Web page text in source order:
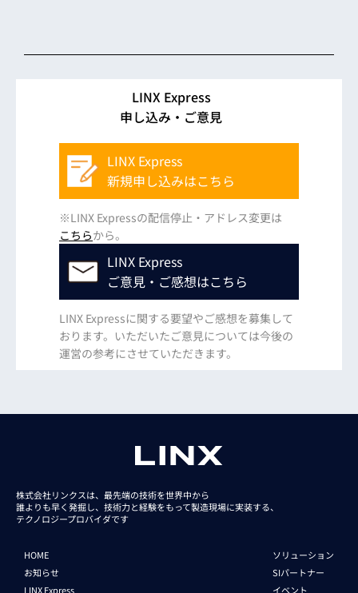
LINX Express
申し込み・ご意見
LINX Express
新規申し込みはこちら
※LINX Expressの配信停止・アドレス変更は
こちらから。
LINX Express
ご意見・ご感想はこちら
LINX Expressに関する要望やご感想を募集して
おります。いただいたご意見については今後の
運営の参考にさせていただきます。
株式会社リンクスは、最先端の技術を世界中から
誰よりも早く発掘し、技術力と経験をもって製造現場に実装する、
テクノロジープロバイダです
HOME
お知らせ
LINX Express
ソリューション
SIパートナー
イベント